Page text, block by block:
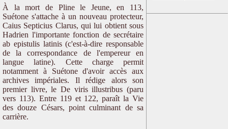
À la mort de Pline le Jeune, en 113,
Suétone s'attache à un nouveau protecteur,
Caius Septicius Clarus, qui lui obtient sous
Hadrien l'importante fonction de secrétaire
ab epistulis latinis (c'est-à-dire responsable
de la correspondance de l'empereur en
langue latine). Cette charge permit
notamment à Suétone d'avoir accès aux
archives impériales. Il rédige alors son
premier livre, le De viris illustribus (paru
vers 113). Entre 119 et 122, paraît la Vie
des douze Césars, point culminant de sa
carrière.